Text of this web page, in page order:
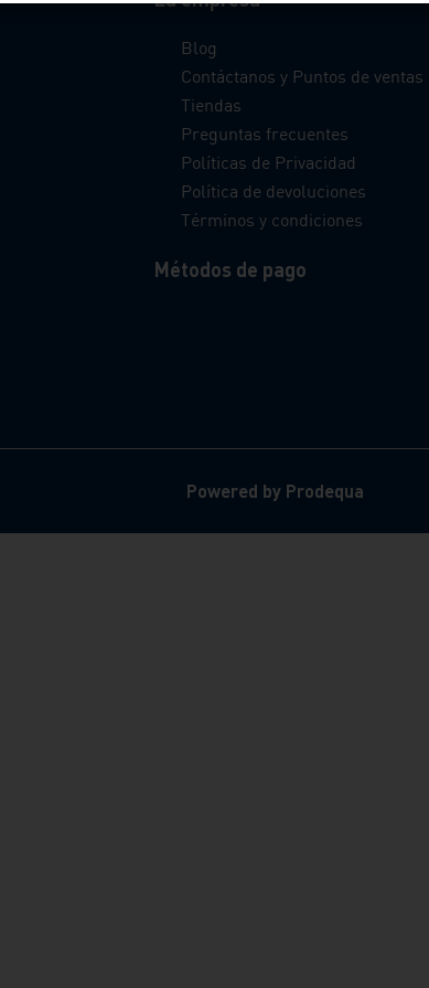
Blog
Contáctanos y Puntos de ventas
Tiendas
Preguntas frecuentes
Políticas de Privacidad
Política de devoluciones
Términos y condiciones
Métodos de pago
Powered by Prodequa